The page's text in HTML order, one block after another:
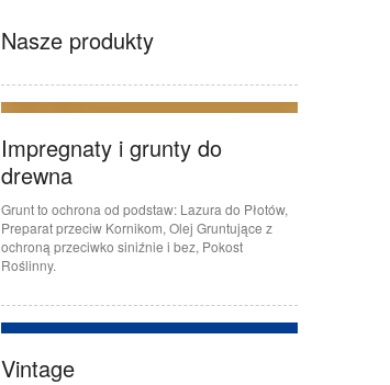
Nasze produkty
Impregnaty i grunty do
drewna
Grunt to ochrona od podstaw: Lazura do Płotów,
Preparat przeciw Kornikom, Olej Gruntujące z
ochroną przeciwko siniźnie i bez, Pokost
Roślinny.
Vintage